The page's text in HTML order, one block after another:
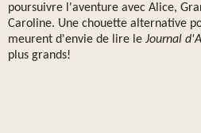
poursuivre l'aventure avec Alice,
Caroline. Une chouette alternative
meurent d'envie de lire le Journal
plus grands!